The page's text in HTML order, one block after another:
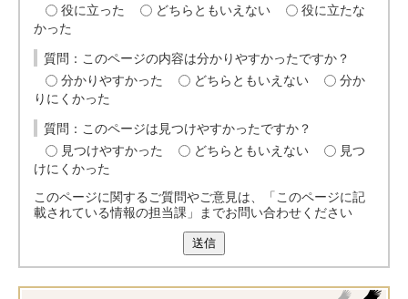
役に立った
どちらともいえない
役に立たな
かった
質問：このページの内容は分かりやすかったですか？
分かりやすかった
どちらともいえない
分か
りにくかった
質問：このページは見つけやすかったですか？
見つけやすかった
どちらともいえない
見つ
けにくかった
このページに関するご質問やご意見は、「このページに記
載されている情報の担当課」までお問い合わせください
送信